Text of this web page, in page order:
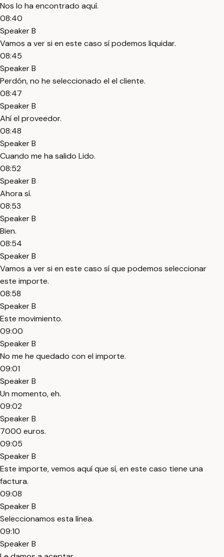
Nos lo ha encontrado aquí.
08:40
Speaker B
Vamos a ver si en este caso sí podemos liquidar.
08:45
Speaker B
Perdón, no he seleccionado el el cliente.
08:47
Speaker B
Ahí el proveedor.
08:48
Speaker B
Cuando me ha salido Lido.
08:52
Speaker B
Ahora sí.
08:53
Speaker B
Bien.
08:54
Speaker B
Vamos a ver si en este caso sí que podemos seleccionar
este importe.
08:58
Speaker B
Este movimiento.
09:00
Speaker B
No me he quedado con el importe.
09:01
Speaker B
Un momento, eh.
09:02
Speaker B
7000 euros.
09:05
Speaker B
Este importe, vemos aquí que sí, en este caso tiene una
factura.
09:08
Speaker B
Seleccionamos esta línea.
09:10
Speaker B